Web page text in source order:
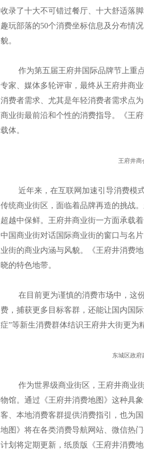
收录了十大不可错过餐厅、十大舒适落
趣玩部落的50个消费坐标信息及分布情
貌。
作为第五届王府井国际品牌节上重
专家、媒体多轮评审，最终从王府井商
消费者需求、尤其是年轻消费者需求点
商业街最前沿和个性的消费指导。《王
载体。
王府井商
近年来，在互联网加速引导消费模
传统商业街区，面临着品牌再造的挑战
超越中保鲜。王府井商业街一方面承载
中国商业街对话国际商业街的窗口与名
业街的商业内涵与风貌。《王府井消费
晓的特色地带。
在目前更为谨慎的消费市场中，这
费，捕获更多目标客群，还能让国内国
症”等新生消费群体结识王府井大街更为
东城区政府
作为世界级商业街区，王府井商业
物馆。通过《王府井消费地图》这种具
客、本地消费客群提供消费指引，也为
地图》将在各类消费导航网站、微信热
计划将定期更新，纸质版《王府井消费